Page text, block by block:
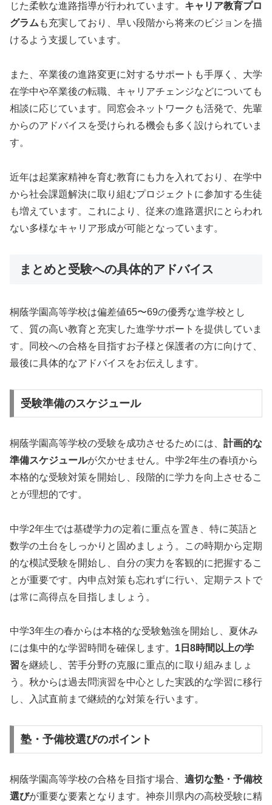
じた柔軟な進路指導が行われています。 キャリア教育プロ
グラムも充実しており、早い段階から将来のビジョンを描
けるよう支援しています。
また、卒業後の進路変更に対するサポートも手厚く、大学
在学中や卒業後の転職、キャリアチェンジなどについても
相談に応じています。同窓会ネットワークも活発で、先輩
からのアドバイスを受けられる機会も多く設けられていま
す。
近年は起業家精神を育む教育にも力を入れており、在学中
から社会課題解決に取り組むプロジェクトに参加する生徒
も増えています。これにより、従来の進路選択にとらわれ
ない多様なキャリア形成が可能となっています。
まとめと受験への具体的アドバイス
桐蔭学園高等学校は偏差値65〜69の優秀な進学校とし
て、質の高い教育と充実した進学サポートを提供していま
す。同校への合格を目指すお子様と保護者の方に向けて、
最後に具体的なアドバイスをお伝えします。
受験準備のスケジュール
桐蔭学園高等学校の受験を成功させるためには、 計画的な
準備スケジュールが欠かせません。中学2年生の春頃から
本格的な受験対策を開始し、段階的に学力を向上させるこ
とが理想的です。
中学2年生では基礎学力の定着に重点を置き、特に英語と
数学の土台をしっかりと固めましょう。この時期から定期
的な模試受験を開始し、自分の実力を客観的に把握するこ
とが重要です。内申点対策も忘れずに行い、定期テストで
は常に高得点を目指しましょう。
中学3年生の春からは本格的な受験勉強を開始し、夏休み
には集中的な学習時間を確保します。 1日8時間以上の学
習を継続し、苦手分野の克服に重点的に取り組みましょ
う。秋からは過去問演習を中心とした実践的な学習に移行
し、入試直前まで継続的な対策を行います。
塾・予備校選びのポイント
桐蔭学園高等学校の合格を目指す場合、 適切な塾・予備校
選びが重要な要素となります。神奈川県内の高校受験に精